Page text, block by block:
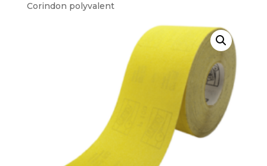
Corindon polyvalent